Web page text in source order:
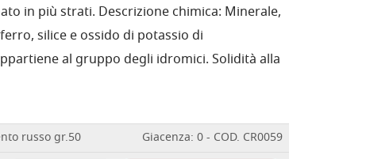
in più strati. Descrizione chimica: Minerale,
silice e ossido di potassio di
al gruppo degli idromici. Solidità alla
russo gr.50 Giacenza: 0 - COD. CR0059